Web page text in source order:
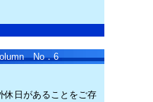
No．6
日があることをご存